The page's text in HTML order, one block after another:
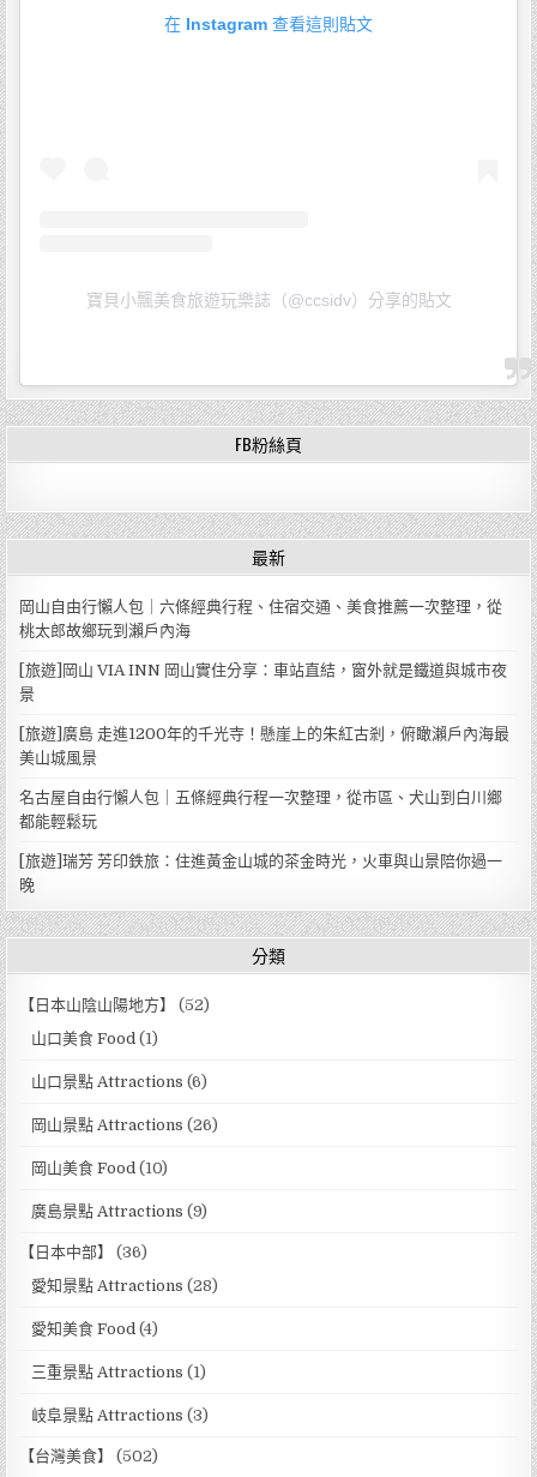
在 Instagram 查看這則貼文
寶貝小飄美食旅遊玩樂誌（@ccsidv）分享的貼文
FB粉絲頁
最新
岡山自由行懶人包｜六條經典行程、住宿交通、美食推薦一次整理，從
桃太郎故鄉玩到瀨戶內海
[旅遊]岡山 VIA INN 岡山實住分享：車站直結，窗外就是鐵道與城市夜
景
[旅遊]廣島 走進1200年的千光寺！懸崖上的朱紅古剎，俯瞰瀨戶內海最
美山城風景
名古屋自由行懶人包｜五條經典行程一次整理，從市區、犬山到白川鄉
都能輕鬆玩
[旅遊]瑞芳 芳印鉄旅：住進黃金山城的茶金時光，火車與山景陪你過一
晚
分類
【日本山陰山陽地方】
(52)
山口美食 Food (1)
山口景點 Attractions (6)
岡山景點 Attractions (26)
岡山美食 Food (10)
廣島景點 Attractions (9)
【日本中部】
(36)
愛知景點 Attractions (28)
愛知美食 Food (4)
三重景點 Attractions (1)
岐阜景點 Attractions (3)
【台灣美食】
(502)